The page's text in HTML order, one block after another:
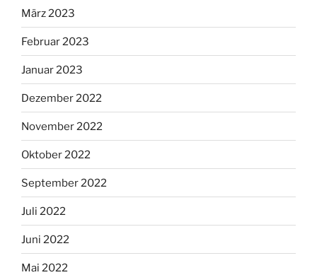
März 2023
Februar 2023
Januar 2023
Dezember 2022
November 2022
Oktober 2022
September 2022
Juli 2022
Juni 2022
Mai 2022